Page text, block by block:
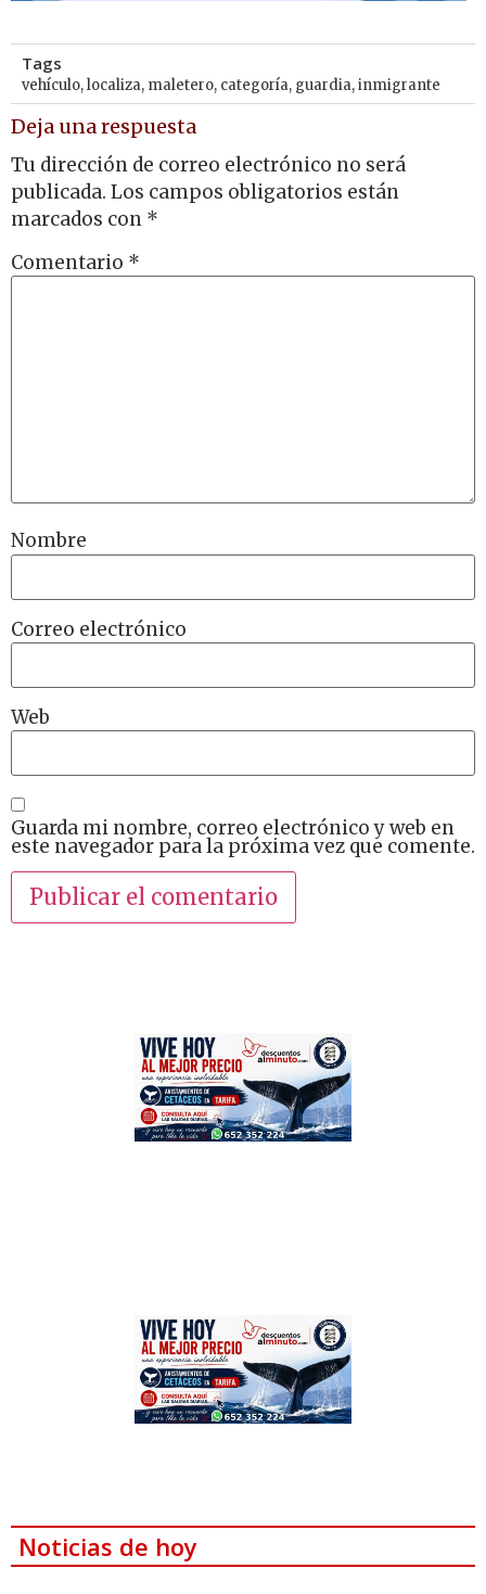
Tags
vehículo,localiza, maletero, categoría, guardia,inmigrante
Deja una respuesta
Tu dirección de correo electrónico no será
publicada. Los campos obligatorios están
marcados con *
Comentario *
Nombre
Correo electrónico
Web
Guarda mi nombre, correo electrónico y web en
este navegador para la próxima vez que comente.
Noticias de hoy